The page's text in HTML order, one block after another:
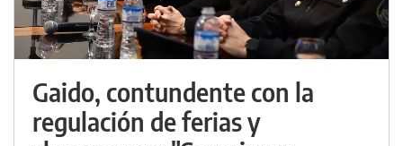
Gaido, contundente con la
regulación de ferias y